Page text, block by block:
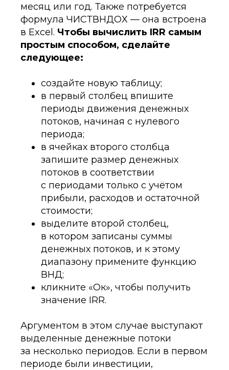
месяц или год. Также потребуется
формула ЧИСТВНДОХ — она встроена
в Excel. Чтобы вычислить IRR самым
простым способом, сделайте
следующее:
создайте новую таблицу;
в первый столбец впишите
периоды движения денежных
потоков, начиная с нулевого
периода;
в ячейках второго столбца
запишите размер денежных
потоков в соответствии
с периодами только с учётом
прибыли, расходов и остаточной
стоимости;
выделите второй столбец,
в котором записаны суммы
денежных потоков, и к этому
диапазону примените функцию
ВНД;
кликните «Ок», чтобы получить
значение IRR.
Аргументом в этом случае выступают
выделенные денежные потоки
за несколько периодов. Если в первом
периоде были инвестиции,